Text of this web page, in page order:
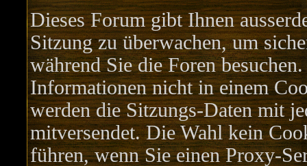
Dieses Forum gibt Ihnen
Sitzung zu überwachen, um
während Sie die Foren
Informationen nicht in einem
werden die Sitzungs-Daten mit
mitversendet. Die Wahl kein
führen, wenn Sie einen Proxy-